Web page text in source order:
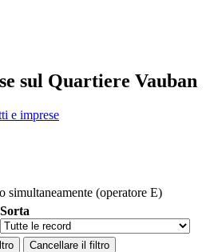
sul Quartiere Vauban
e imprese
(operatore E)
Sorta
Cancellare il filtro